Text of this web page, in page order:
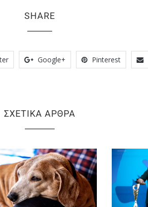
SHARE
Google+ Pinterest
ΣΧΕΤΙΚΆ ΆΡΘΡΑ